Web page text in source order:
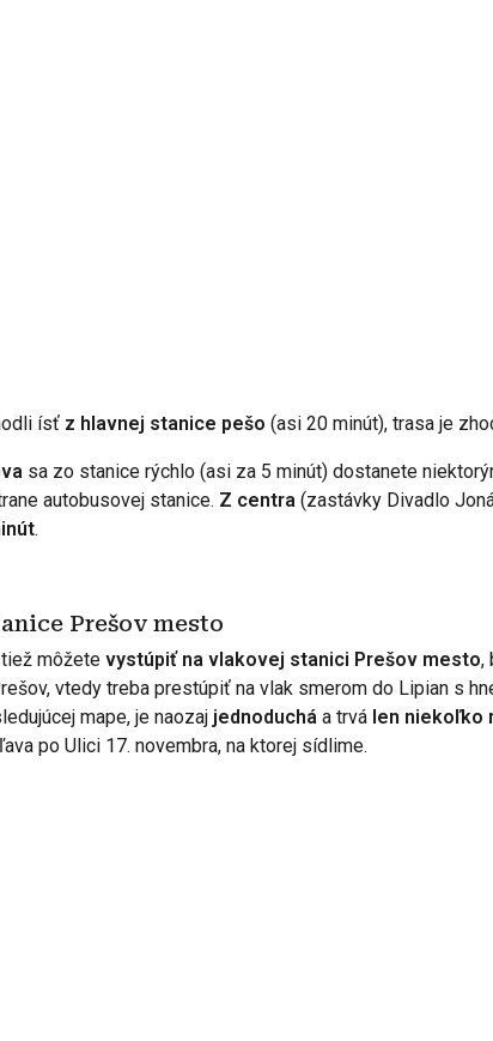
ísť z hlavnej stanice pešo (asi 20 minút), trasa je
sa zo stanice rýchlo (asi za 5 minút) dostanete
autobusovej stanice. Z centra (zastávky Divadlo
.
Prešov mesto
môžete vystúpiť na vlakovej stanici Prešov mesto,
vtedy treba prestúpiť na vlak smerom do Lipian s
mape, je naozaj jednoduchá a trvá len niekoľko
po Ulici 17. novembra, na ktorej sídlime.